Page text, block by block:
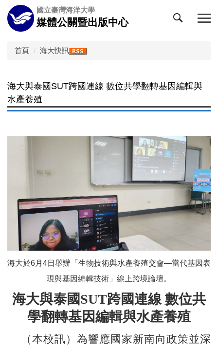
跳
到
主
國立臺灣海洋大學
媒體公關暨出版中心
首頁 海大快訊
海大與泰國SUT跨國連線 數位共學翻轉基因編輯與
水產養殖
海大於6月4日舉辦「生物技術與水產養殖交會—當代基因表
現與基因編輯技術」線上跨境論壇。
海大與泰國SUT跨國連線 數位共
學翻轉基因編輯與水產養殖
（本校訊）為響應國家新南向政策並深